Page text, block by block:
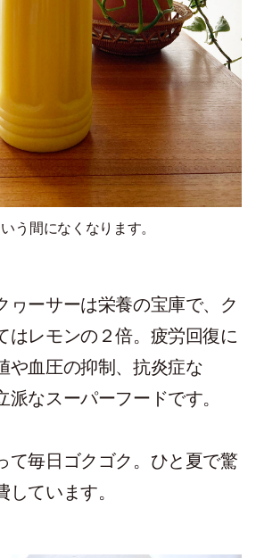
う間になくなります。
ヮーサーは栄養の宝庫で、ク
はレモンの２倍。疲労回復に
や血圧の抑制、抗炎症な
なスーパーフードです。
て毎日ゴクゴク。ひと夏で驚
しています。